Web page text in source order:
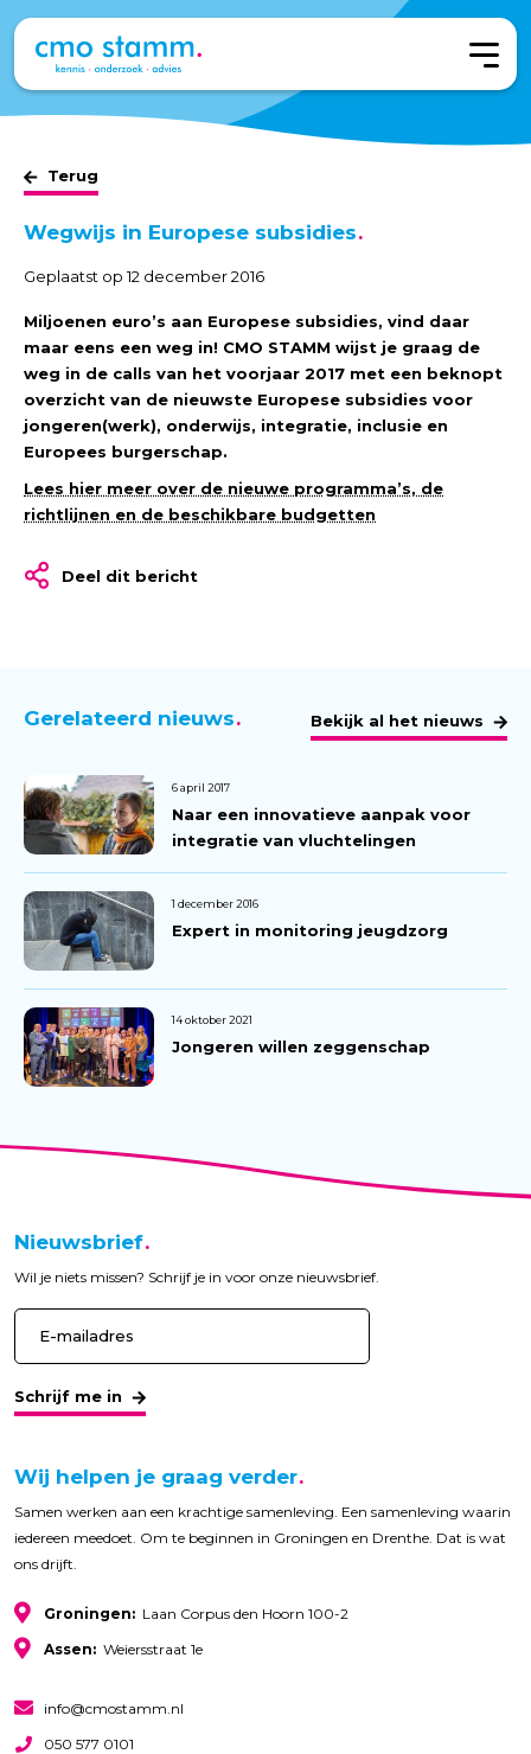
Terug
Wegwijs in Europese subsidies
Geplaatst op 12 december 2016
Miljoenen euro’s aan Europese subsidies, vind daar
maar eens een weg in! CMO STAMM wijst je graag de
weg in de calls van het voorjaar 2017 met een beknopt
overzicht van de nieuwste Europese subsidies voor
jongeren(werk), onderwijs, integratie, inclusie en
Europees burgerschap.
Lees hier meer over de nieuwe programma’s, de
richtlijnen en de beschikbare budgetten
Deel dit bericht
Gerelateerd nieuws Bekijk al het nieuws
6 april 2017
Naar een innovatieve aanpak voor
integratie van vluchtelingen
1 december 2016
Expert in monitoring jeugdzorg
14 oktober 2021
Jongeren willen zeggenschap
Wij helpen je graag verder
Samen werken aan een krachtige samenleving. Een samenleving waarin
iedereen meedoet. Om te beginnen in Groningen en Drenthe. Dat is wat
ons drijft.
Groningen: Laan Corpus den Hoorn 100-2
Assen: Weiersstraat 1e
info@cmostamm.nl
050 577 0101
Nieuwsbrief
Wil je niets missen? Schrijf je in voor onze nieuwsbrief.
Schrijf me in